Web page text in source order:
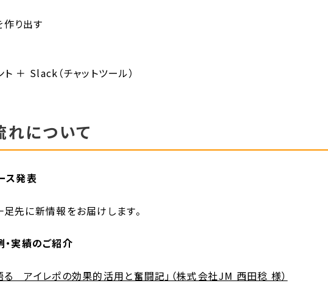
り出す
＋ Slack（チャットツール）
れについて
ス発表
足先に新情報をお届けします。
実績のご紹介
アイレポの効果的活用と奮闘記」（株式会社JM 西田稔 様）